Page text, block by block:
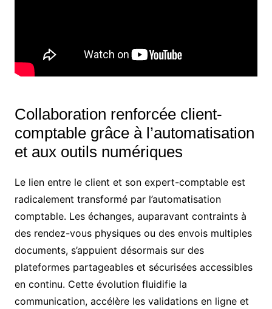
Collaboration renforcée client-
comptable grâce à l’automatisation
et aux outils numériques
Le lien entre le client et son expert-comptable est
radicalement transformé par l’automatisation
comptable. Les échanges, auparavant contraints à
des rendez-vous physiques ou des envois multiples
documents, s’appuient désormais sur des
plateformes partageables et sécurisées accessibles
en continu. Cette évolution fluidifie la
communication, accélère les validations en ligne et